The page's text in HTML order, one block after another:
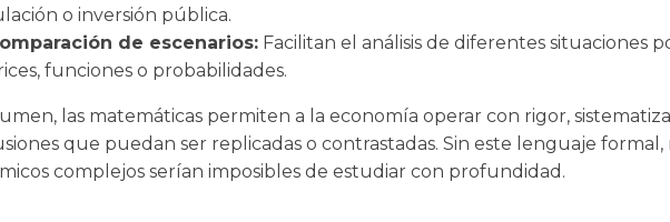
o inversión pública.
de escenarios: Facilitan el análisis de diferentes situaciones
funciones o probabilidades.
las matemáticas permiten a la economía operar con rigor,
que puedan ser replicadas o contrastadas. Sin este lenguaje
complejos serían imposibles de estudiar con profundidad.